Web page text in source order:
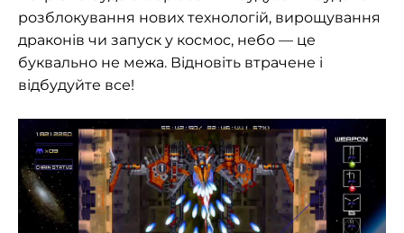
розблокування нових технологій, вирощування
драконів чи запуск у космос, небо — це
буквально не межа. Відновіть втрачене і
відбудуйте все!